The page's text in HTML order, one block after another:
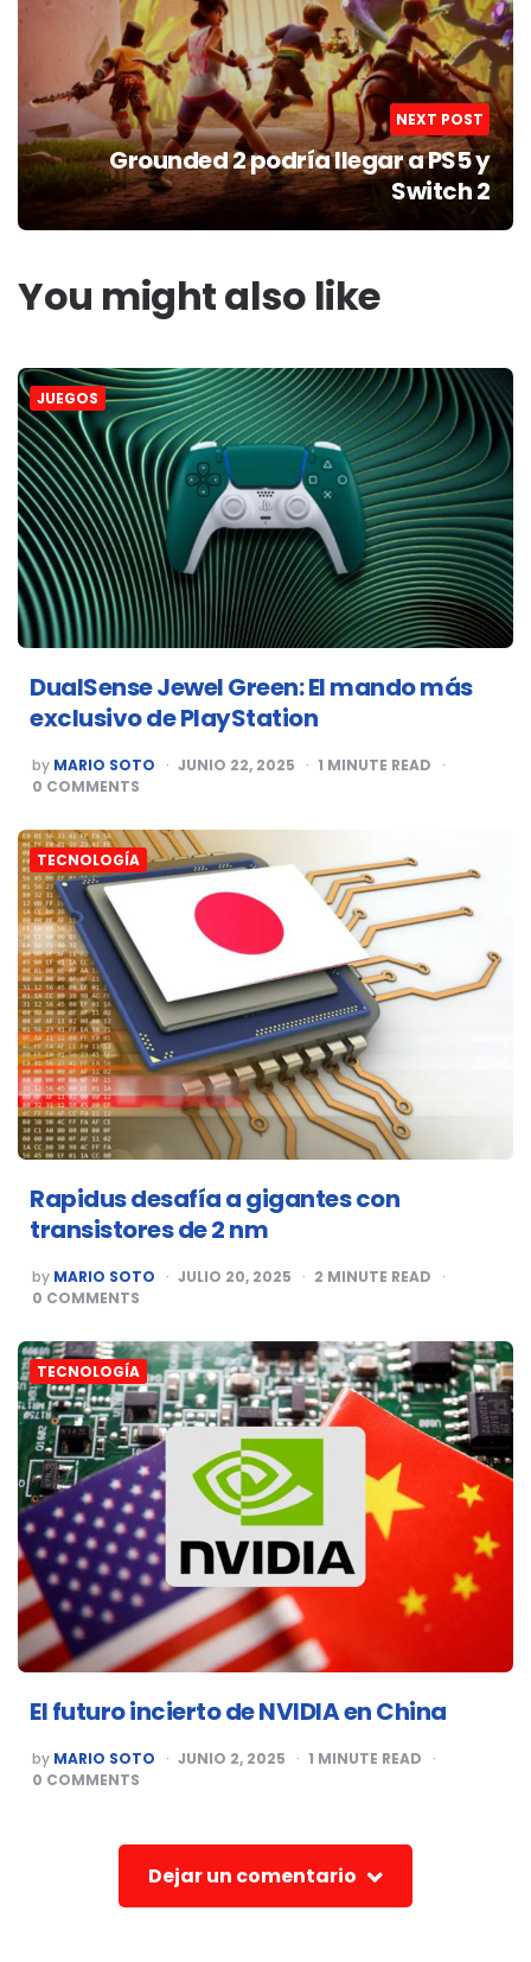
NEXT POST
Grounded 2 podría llegar a PS5 y
Switch 2
You might also like
JUEGOS
DualSense Jewel Green: El mando más
exclusivo de PlayStation
POSTED
BY
by MARIO SOTO JUNIO 22, 2025 1 MINUTE READ
0 COMMENTS
TECNOLOGÍA
Rapidus desafía a gigantes con
transistores de 2 nm
POSTED
BY
by MARIO SOTO JULIO 20, 2025 2 MINUTE READ
0 COMMENTS
TECNOLOGÍA
El futuro incierto de NVIDIA en China
POSTED
BY
by MARIO SOTO JUNIO 2, 2025 1 MINUTE READ
0 COMMENTS
Dejar un comentario